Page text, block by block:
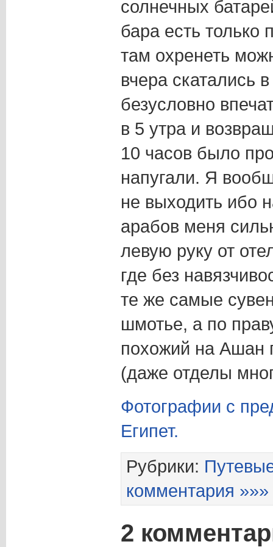
солнечных
бара есть только
там охренеть
вчера скатались
безусловно
в 5 утра и
10 часов было
напугали. Я
не выходить ибо
арабов меня
левую руку от
где без
те же самые
шмотье, а по
похожий на Ашан
(даже отделы
Фотографии с
Египет.
Рубрики:
комментария »»»
2